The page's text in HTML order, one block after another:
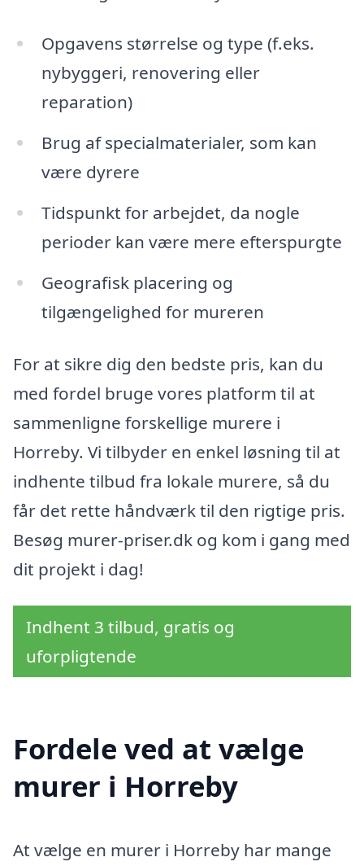
Opgavens størrelse og type (f.eks.
nybyggeri, renovering eller
reparation)
Brug af specialmaterialer, som kan
være dyrere
Tidspunkt for arbejdet, da nogle
perioder kan være mere efterspurgte
Geografisk placering og
tilgængelighed for mureren
For at sikre dig den bedste pris, kan du
med fordel bruge vores platform til at
sammenligne forskellige murere i
Horreby. Vi tilbyder en enkel løsning til at
indhente tilbud fra lokale murere, så du
får det rette håndværk til den rigtige pris.
Besøg murer-priser.dk og kom i gang med
dit projekt i dag!
Indhent 3 tilbud, gratis og
uforpligtende
Fordele ved at vælge
murer i Horreby
At vælge en murer i Horreby har mange